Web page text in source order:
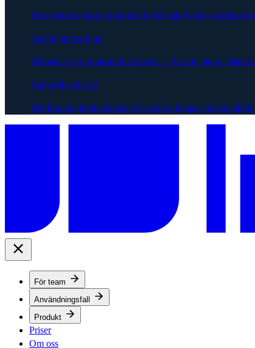
Beroenden syns det ögonblick två team flaggar samma
Snabb onboarding
Månader av organisationskontext — beslut, ägare,
Samordna din AI
MCP-nativt kontextlager. AI-verktyg hämtar från ett alltid
För team
Användningsfall
Produkt
Priser
Om oss